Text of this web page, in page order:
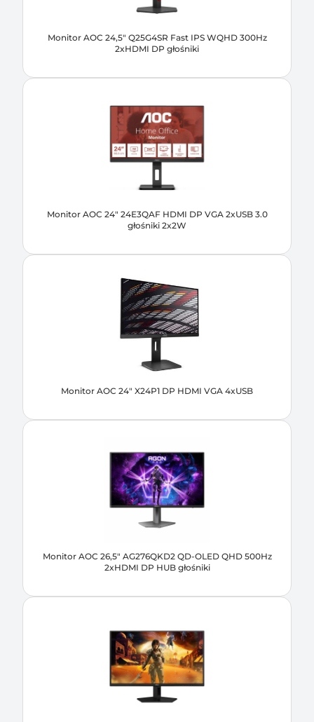
Monitor AOC 24,5" Q25G4SR Fast IPS WQHD 300Hz
2xHDMI DP głośniki
Monitor AOC 24" 24E3QAF HDMI DP VGA 2xUSB 3.0
głośniki 2x2W
Monitor AOC 24" X24P1 DP HDMI VGA 4xUSB
Monitor AOC 26,5" AG276QKD2 QD-OLED QHD 500Hz
2xHDMI DP HUB głośniki